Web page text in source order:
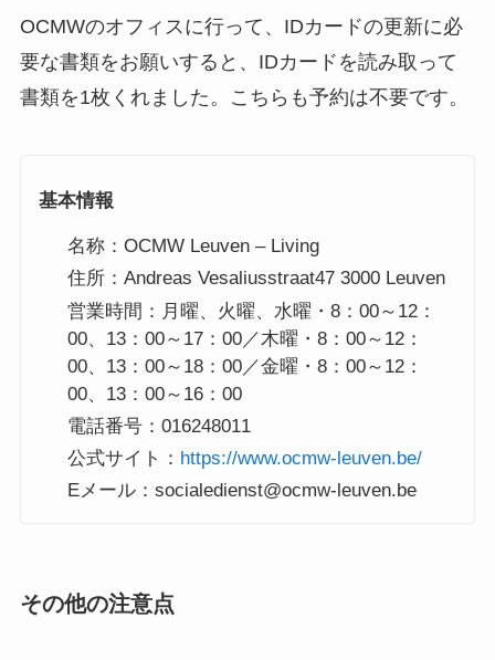
OCMWのオフィスに行って、IDカードの更新に必
要な書類をお願いすると、IDカードを読み取って
書類を1枚くれました。こちらも予約は不要です。
基本情報
名称：OCMW Leuven – Living
住所：Andreas Vesaliusstraat47 3000 Leuven
営業時間：月曜、火曜、水曜・8：00～12：
00、13：00～17：00／木曜・8：00～12：
00、13：00～18：00／金曜・8：00～12：
00、13：00～16：00
電話番号：016248011
公式サイト： https://www.ocmw-leuven.be/
Eメール：socialedienst@ocmw-leuven.be
その他の注意点